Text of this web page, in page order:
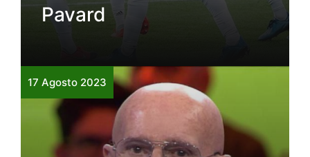
Pavard
17 Agosto 2023